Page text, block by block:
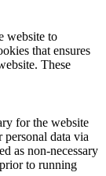
website to
that ensures
These
for the website
data via
as non-necessary
to running